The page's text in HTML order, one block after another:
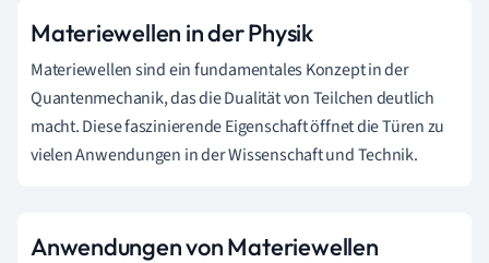
Materiewellen in der Physik
Materiewellen sind ein fundamentales Konzept in der
Quantenmechanik, das die Dualität von Teilchen deutlich
macht. Diese faszinierende Eigenschaft öffnet die Türen zu
vielen Anwendungen in der Wissenschaft und Technik.
Anwendungen von Materiewellen